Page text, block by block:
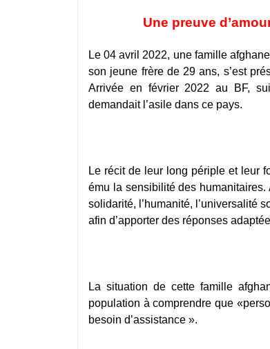
Une preuve
Le 04 avril 2022, une famille
son jeune frère de 29 ans, s’est
Arrivée en février 2022 au BF,
demandait l’asile dans ce pays.
Le récit de leur long périple et leur
ému la sensibilité des
solidarité, l’humanité, l’universalité
afin d’apporter des réponses
La situation de cette famille
population à comprendre que
besoin d’assistance ».